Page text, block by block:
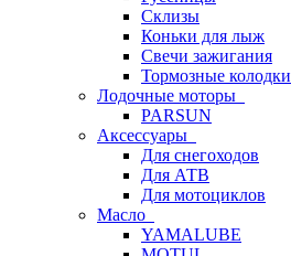
Склизы
Коньки для лыж
Свечи зажигания
Тормозные колодки
Лодочные моторы
PARSUN
Аксессуары
Для снегоходов
Для АТВ
Для мотоциклов
Масло
YAMALUBE